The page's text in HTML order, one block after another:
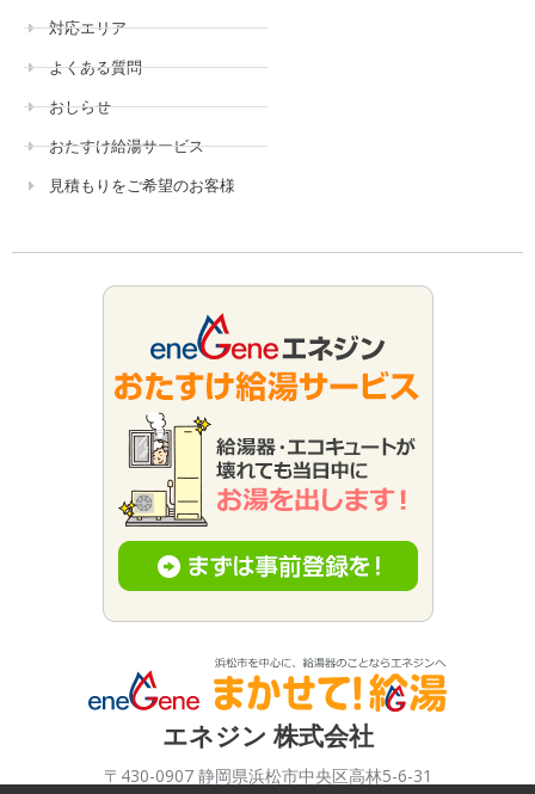
エネジン 株式会社
〒430-0907 静岡県浜松市中央区高林5-6-31
対応エリア
よくある質問
おしらせ
おたすけ給湯サービス
見積もりをご希望のお客様